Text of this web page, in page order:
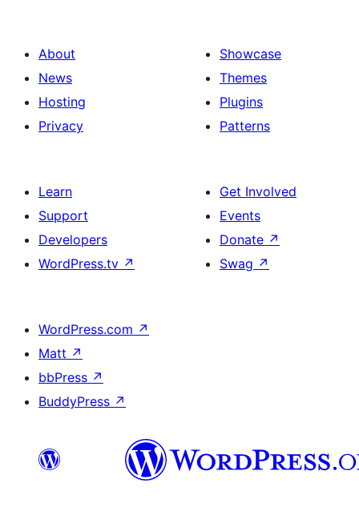
About
News
Hosting
Privacy
Showcase
Themes
Plugins
Patterns
Learn
Support
Developers
WordPress.tv ↗
Get Involved
Events
Donate ↗
Swag ↗
WordPress.com ↗
Matt ↗
bbPress ↗
BuddyPress ↗